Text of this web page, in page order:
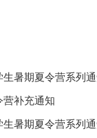
暑期夏令营系列通
营补充通知
暑期夏令营系列通